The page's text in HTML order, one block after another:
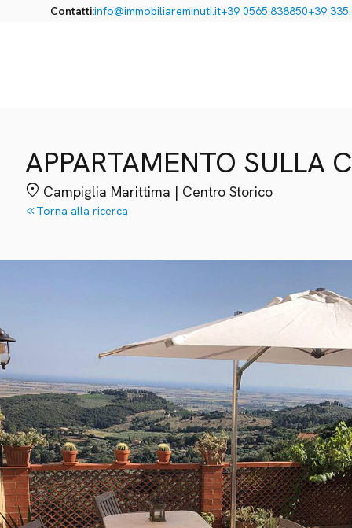
Contatti:info@immobiliareminuti.it+39 0565.838850+39
APPARTAMENTO SULLA
location_on Campiglia Marittima | Centro Storico
keyboard_double_arrow_leftTorna alla ricerca